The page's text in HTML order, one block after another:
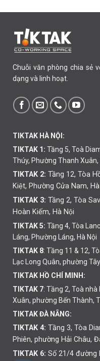
Chuỗi văn phòng chia sẻ
dạng và linh hoạt.
TIKTAK HÀ NỘI:
TIKTAK 1: Tầng 5, Toà
Thúy, Phường Thanh Xuân,
TIKTAK 2: Tầng 12, Tòa
Kiệt, Phường Cửa Nam,
TIKTAK 3: Tầng 2, Tòa
Hoàn Kiếm, Hà Nội
TIKTAK 5: Tầng 4, Tòa
Láng, Phường Láng, Hà Nội
TIKTAK 8: Tầng 11 & 12,
Lạc Long Quân, phường
TIKTAK HỒ CHÍ MINH:
TIKTAK 7: Tầng 2, Toà
Xuân, phường Bến Thành,
TIKTAK ĐÀ NẴNG:
TIKTAK 4: Tầng 3, Tòa
Phiên, phường Hải Châu,
TIKTAK 6: Số 21/4 đường